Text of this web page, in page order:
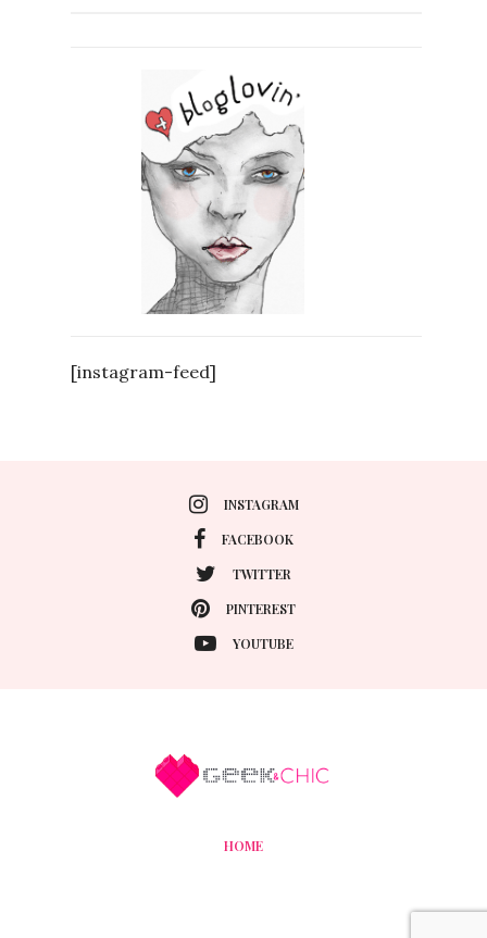
[instagram-feed]
INSTAGRAM
FACEBOOK
TWITTER
PINTEREST
YOUTUBE
HOME